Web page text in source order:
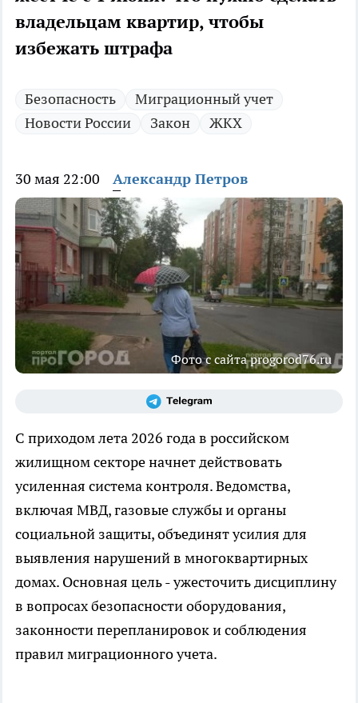
владельцам квартир, чтобы
избежать штрафа
Безопасность
Миграционный учет
Новости России
Закон ЖКХ
30 мая 22:00 Александр Петров
Фото с сайта progorod76.ru
С приходом лета 2026 года в российском
жилищном секторе начнет действовать
усиленная система контроля. Ведомства,
включая МВД, газовые службы и органы
социальной защиты, объединят усилия для
выявления нарушений в многоквартирных
домах. Основная цель - ужесточить дисциплину
в вопросах безопасности оборудования,
законности перепланировок и соблюдения
правил миграционного учета.